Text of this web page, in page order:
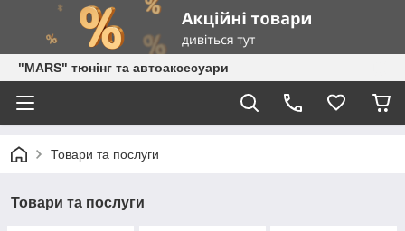
"MARS" тюнінг та автоаксесуари
Товари та послуги
Товари та послуги